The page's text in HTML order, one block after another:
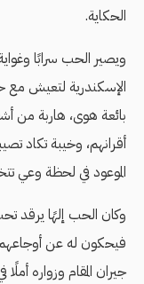
الحكاية.
ويصير الحب سرابًا
الإسكندرية لتعيش مع
بائعة هوى، هاربة من
أقرانهم، وخيبة تكاد
الموعود في لحظة وعي
وكان الحب إلهًا
فيحكون له عن
جيران المقام وزواره